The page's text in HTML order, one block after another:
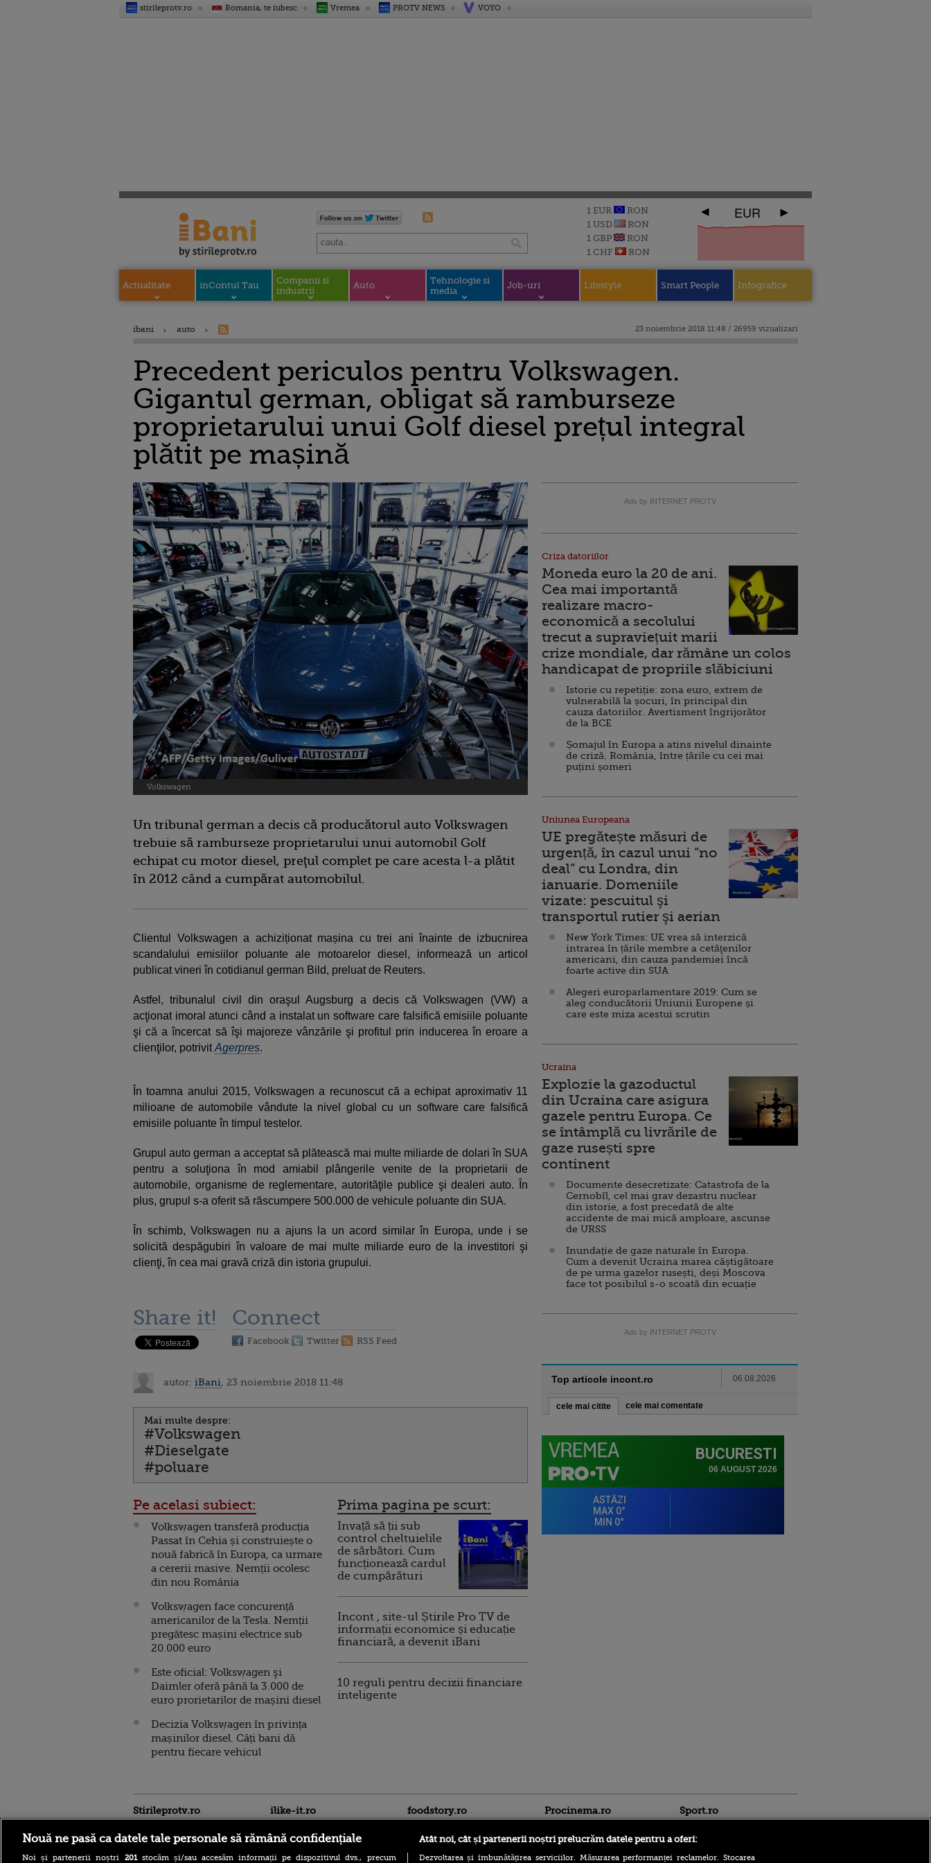
stirileprotv.ro Romania, te iubesc Vremea PROTV NEWS VOYO
1 EUR
RON
1 USD
RON
1 GBP
RON
1 CHF
RON
EUR
Actualitate inContul Tau
Companii si
industrii
Auto
Tehnologie si
media
Job-uri Lifestyle Smart People Infografice
ibani auto 23 noiembrie 2018 11:48 / 26959 vizualizari
Precedent periculos pentru Volkswagen.
Gigantul german, obligat să ramburseze
proprietarului unui Golf diesel prețul integral
plătit pe mașină
Volkswagen
Un tribunal german a decis că producătorul auto Volkswagen
trebuie să ramburseze proprietarului unui automobil Golf
echipat cu motor diesel, preţul complet pe care acesta l-a plătit
în 2012 când a cumpărat automobilul.
Clientul Volkswagen a achiziționat mașina cu trei ani înainte de izbucnirea
scandalului emisiilor poluante ale motoarelor diesel, informează un articol
publicat vineri în cotidianul german Bild, preluat de Reuters.
Astfel, tribunalul civil din oraşul Augsburg a decis că Volkswagen (VW) a
acţionat imoral atunci când a instalat un software care falsifică emisiile poluante
şi că a încercat să îşi majoreze vânzările şi profitul prin inducerea în eroare a
clienţilor, potrivitAgerpres.
În toamna anului 2015, Volkswagen a recunoscut că a echipat aproximativ 11
milioane de automobile vândute la nivel global cu un software care falsifică
emisiile poluante în timpul testelor.
Grupul auto german a acceptat să plătească mai multe miliarde de dolari în SUA
pentru a soluţiona în mod amiabil plângerile venite de la proprietarii de
automobile, organisme de reglementare, autorităţile publice şi dealeri auto. În
plus, grupul s-a oferit să răscumpere 500.000 de vehicule poluante din SUA.
În schimb, Volkswagen nu a ajuns la un acord similar în Europa, unde i se
solicită despăgubiri în valoare de mai multe miliarde euro de la investitori şi
clienţi, în cea mai gravă criză din istoria grupului.
Share it! Connect
Facebook Twitter RSS Feed
autor: iBani , 23 noiembrie 2018 11:48
Mai multe despre:
#Volkswagen
#Dieselgate
#poluare
Pe acelasi subiect:
Volkswagen transferă producția
Passat în Cehia și construiește o
nouă fabrică în Europa, ca urmare
a cererii masive. Nemții ocolesc
din nou România
Volkswagen face concurență
americanilor de la Tesla. Nemții
pregătesc mașini electrice sub
20.000 euro
Este oficial: Volkswagen şi
Daimler oferă până la 3.000 de
euro prorietarilor de mașini diesel
Decizia Volkswagen în privința
mașinilor diesel. Câți bani dă
pentru fiecare vehicul
Prima pagina pe scurt:
Invață să ții sub
control cheltuielile
de sărbători. Cum
funcționează cardul
de cumpărături
Incont , site-ul Știrile Pro TV de
informații economice și educație
financiară, a devenit iBani
10 reguli pentru decizii financiare
inteligente
Ads by INTERNET PROTV
Criza datoriilor
Moneda euro la 20 de ani.
Cea mai importantă
realizare macro-
economică a secolului
trecut a supraviețuit marii
crize mondiale, dar rămâne un colos
handicapat de propriile slăbiciuni
Istorie cu repetiție: zona euro, extrem de
vulnerabilă la șocuri, în principal din
cauza datoriilor. Avertisment îngrijorător
de la BCE
Șomajul în Europa a atins nivelul dinainte
de criză. România, între țările cu cei mai
puțini șomeri
Uniunea Europeana
UE pregătește măsuri de
urgență, în cazul unui ”no
deal” cu Londra, din
ianuarie. Domeniile
vizate: pescuitul şi
transportul rutier şi aerian
New York Times: UE vrea să interzică
intrarea în țările membre a cetăţenilor
americani, din cauza pandemiei încă
foarte active din SUA
Alegeri europarlamentare 2019: Cum se
aleg conducătorii Uniunii Europene și
care este miza acestui scrutin
Ucraina
Explozie la gazoductul
din Ucraina care asigura
gazele pentru Europa. Ce
se întâmplă cu livrările de
gaze rusești spre
continent
Documente desecretizate: Catastrofa de la
Cernobîl, cel mai grav dezastru nuclear
din istorie, a fost precedată de alte
accidente de mai mică amploare, ascunse
de URSS
Inundație de gaze naturale în Europa.
Cum a devenit Ucraina marea câștigătoare
de pe urma gazelor rusești, deși Moscova
face tot posibilul s-o scoată din ecuație
Ads by INTERNET PROTV
Top articole incont.ro 06.08.2026
cele mai citite cele mai comentate
Stirileprotv.ro ilike-it.ro foodstory.ro Procinema.ro Sport.ro
Nouă ne pasă ca datele tale personale să rămână confidențiale
Noi și partenerii noștri 201stocăm și/sau accesăm informații pe dispozitivul dvs., precum
Atât noi, cât și partenerii noștri prelucrăm datele pentru a oferi:
Dezvoltarea și îmbunătățirea serviciilor. Măsurarea performanței reclamelor. Stocarea